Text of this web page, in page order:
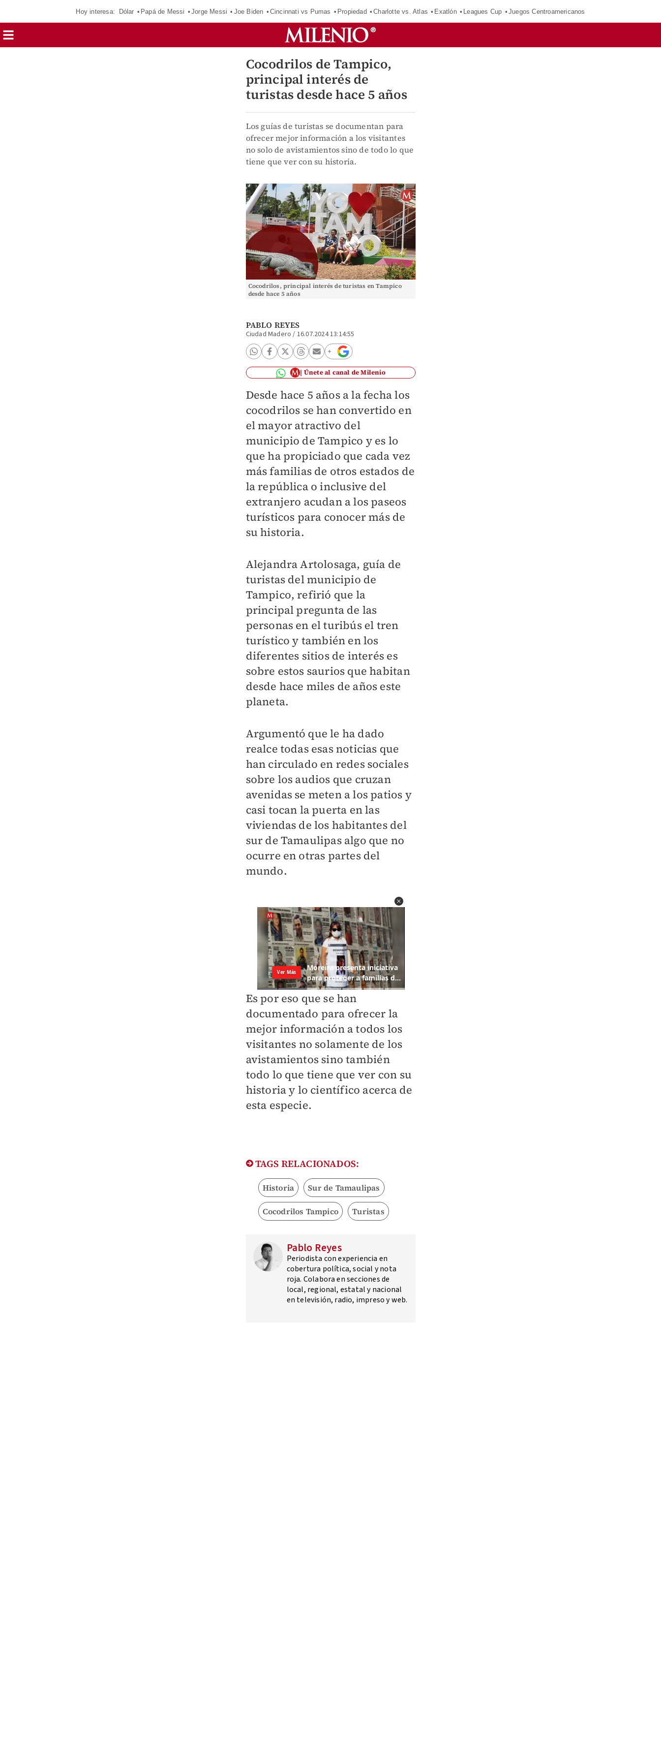
Hoy interesa: Dólar Papá de Messi Jorge Messi Joe Biden Cincinnati vs Pumas Propiedad Charlotte vs. Atlas Exatlón Leagues Cup Juegos Centroamericanos
Cocodrilos de Tampico,
principal interés de
turistas desde hace 5 años
Los guías de turistas se documentan para
ofrecer mejor información a los visitantes
no solo de avistamientos sino de todo lo que
tiene que ver con su historia.
Cocodrilos, principal interés de turistas en Tampico
desde hace 5 años
PABLO REYES
Ciudad Madero / 16.07.2024 13:14:55
Únete al canal de Milenio
Desde hace 5 años a la fecha los
cocodrilos se han convertido en
el mayor atractivo del
municipio de Tampico y es lo
que ha propiciado que cada vez
más familias de otros estados de
la república o inclusive del
extranjero acudan a los paseos
turísticos para conocer más de
su historia.
Alejandra Artolosaga, guía de
turistas del municipio de
Tampico, refirió que la
principal pregunta de las
personas en el turibús el tren
turístico y también en los
diferentes sitios de interés es
sobre estos saurios que habitan
desde hace miles de años este
planeta.
Argumentó que le ha dado
realce todas esas noticias que
han circulado en redes sociales
sobre los audios que cruzan
avenidas se meten a los patios y
casi tocan la puerta en las
viviendas de los habitantes del
sur de Tamaulipas algo que no
ocurre en otras partes del
mundo.
Es por eso que se han
documentado para ofrecer la
mejor información a todos los
visitantes no solamente de los
avistamientos sino también
todo lo que tiene que ver con su
historia y lo científico acerca de
esta especie.
TAGS RELACIONADOS:
Historia Sur de Tamaulipas
Cocodrilos Tampico Turistas
Pablo Reyes
Periodista con experiencia en
cobertura política, social y nota
roja. Colabora en secciones de
local, regional, estatal y nacional
en televisión, radio, impreso y web.